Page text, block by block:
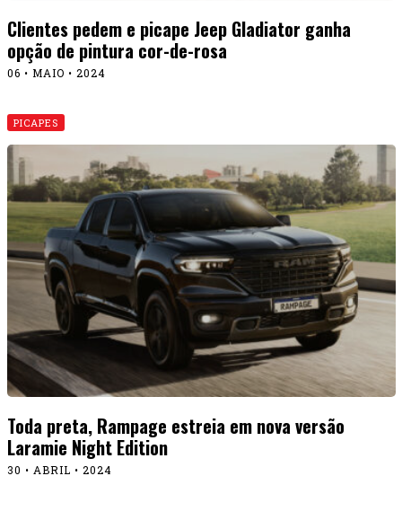
Clientes pedem e picape Jeep Gladiator ganha
opção de pintura cor-de-rosa
06 • MAIO • 2024
PICAPES
Toda preta, Rampage estreia em nova versão
Laramie Night Edition
30 • ABRIL • 2024